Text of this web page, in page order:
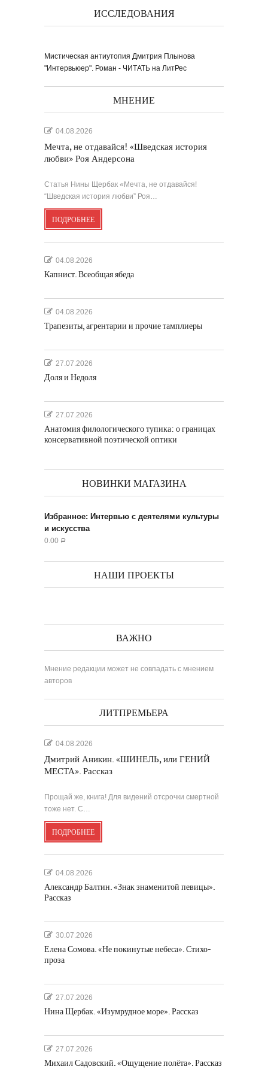
Выпуск № 1'17 журнала
Пресс-конференция в
Звёздная ночь
ИССЛЕДОВАНИЯ
Мистическая антиутопия Дмитрия Плынова
"Интервьюер". Роман - ЧИТАТЬ на ЛитРес
МНЕНИЕ
04.08.2026
Мечта, не отдавайся! «Шведская история
любви» Роя Андерсона
Статья Нины Щербак «Мечта, не отдавайся!
“Шведская история любви” Роя…
ПОДРОБНЕЕ
04.08.2026
Капнист. Всеобщая ябеда
04.08.2026
Трапезиты, агрентарии и прочие тамплиеры
27.07.2026
Доля и Недоля
27.07.2026
Анатомия филологического тупика: о границах
консервативной поэтической оптики
НОВИНКИ МАГАЗИНА
Избранное: Интервью с деятелями культуры
и искусства
0.00 Р
НАШИ ПРОЕКТЫ
ВАЖНО
Мнение редакции может не совпадать с мнением
авторов
ЛИТПРЕМЬЕРА
04.08.2026
Дмитрий Аникин. «ШИНЕЛЬ, или ГЕНИЙ
МЕСТА». Рассказ
Прощай же, книга! Для видений отсрочки смертной
тоже нет. С…
ПОДРОБНЕЕ
04.08.2026
Александр Балтин. «Знак знаменитой певицы».
Рассказ
30.07.2026
Елена Сомова. «Не покинутые небеса». Стихо-
проза
27.07.2026
Нина Щербак. «Изумрудное море». Рассказ
27.07.2026
Михаил Садовский. «Ощущение полёта». Рассказ